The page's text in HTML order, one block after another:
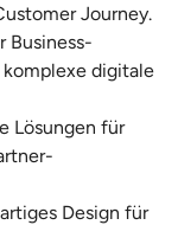
Journey.
Business-
digitale
Lösungen für
Design für